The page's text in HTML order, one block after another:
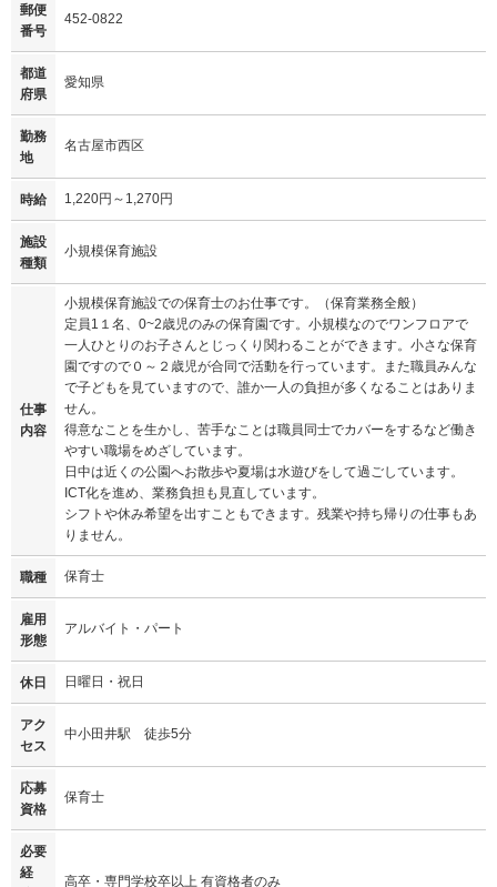
郵便
番号
452-0822
都道
府県
愛知県
勤務
地
名古屋市西区
時給 1,220円～1,270円
施設
種類
小規模保育施設
仕事
内容
小規模保育施設での保育士のお仕事です。（保育業務全般）
定員1１名、0~2歳児のみの保育園です。小規模なのでワンフロアで
一人ひとりのお子さんとじっくり関わることができます。小さな保育
園ですので０～２歳児が合同で活動を行っています。また職員みんな
で子どもを見ていますので、誰か一人の負担が多くなることはありま
せん。
得意なことを生かし、苦手なことは職員同士でカバーをするなど働き
やすい職場をめざしています。
日中は近くの公園へお散歩や夏場は水遊びをして過ごしています。
ICT化を進め、業務負担も見直しています。
シフトや休み希望を出すこともできます。残業や持ち帰りの仕事もあ
りません。
職種 保育士
雇用
形態
アルバイト・パート
休日 日曜日・祝日
アク
セス
中小田井駅 徒歩5分
応募
資格
保育士
必要
経
高卒・専門学校卒以上 有資格者のみ